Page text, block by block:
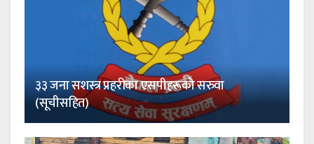
३३ जना सशस्त्र प्रहरीका एसपीहरूको सरुवा
(सूचीसहित)